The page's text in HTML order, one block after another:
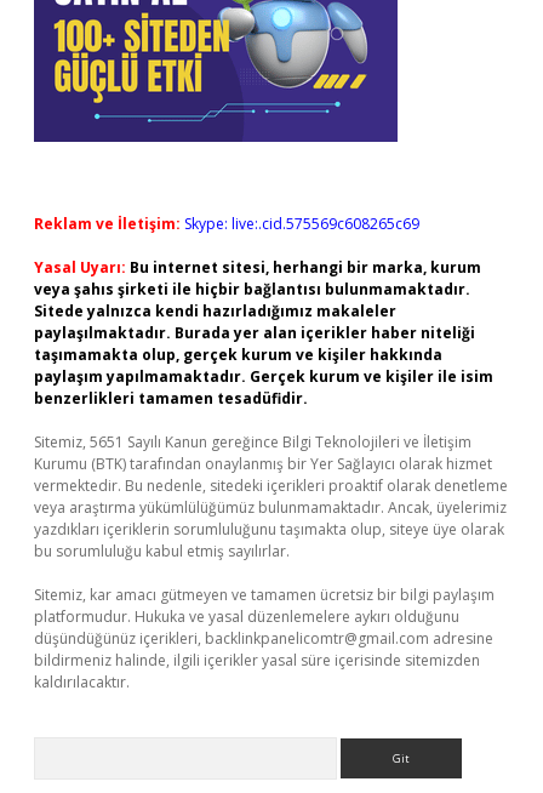
Reklam ve İletişim: Skype: live:.cid.575569c608265c69
Yasal Uyarı: Bu internet sitesi, herhangi bir marka, kurum
veya şahıs şirketi ile hiçbir bağlantısı bulunmamaktadır.
Sitede yalnızca kendi hazırladığımız makaleler
paylaşılmaktadır. Burada yer alan içerikler haber niteliği
taşımamakta olup, gerçek kurum ve kişiler hakkında
paylaşım yapılmamaktadır. Gerçek kurum ve kişiler ile isim
benzerlikleri tamamen tesadüfidir.
Sitemiz, 5651 Sayılı Kanun gereğince Bilgi Teknolojileri ve İletişim
Kurumu (BTK) tarafından onaylanmış bir Yer Sağlayıcı olarak hizmet
vermektedir. Bu nedenle, sitedeki içerikleri proaktif olarak denetleme
veya araştırma yükümlülüğümüz bulunmamaktadır. Ancak, üyelerimiz
yazdıkları içeriklerin sorumluluğunu taşımakta olup, siteye üye olarak
bu sorumluluğu kabul etmiş sayılırlar.
Sitemiz, kar amacı gütmeyen ve tamamen ücretsiz bir bilgi paylaşım
platformudur. Hukuka ve yasal düzenlemelere aykırı olduğunu
düşündüğünüz içerikleri, backlinkpanelicomtr@gmail.com adresine
bildirmeniz halinde, ilgili içerikler yasal süre içerisinde sitemizden
kaldırılacaktır.